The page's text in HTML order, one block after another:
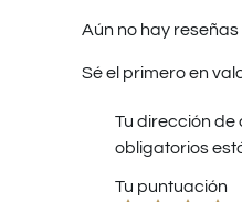
Aún no hay reseñas
Sé el primero en
Tu dirección de
obligatorios
Tu puntuación